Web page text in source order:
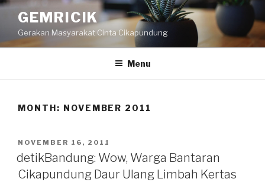
Skip
content
GEMRICIK
Gerakan Masyarakat Cinta Cikapundung
Menu
MONTH: NOVEMBER 2011
POSTED
ON
NOVEMBER 16, 2011
detikBandung: Wow, Warga Bantaran
Cikapundung Daur Ulang Limbah Kertas